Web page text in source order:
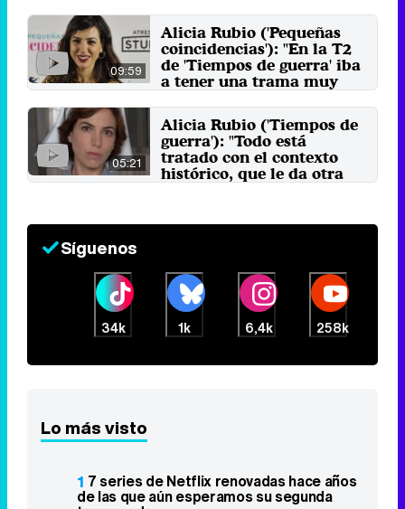
09:59
Alicia Rubio ('Pequeñas
coincidencias'): "En la T2
de 'Tiempos de guerra' iba
a tener una trama muy
6 de enero 2019
05:21
Alicia Rubio ('Tiempos de
guerra'): "Todo está
tratado con el contexto
histórico, que le da otra
Síguenos
34k 1k 6,4k 258k
Lo más visto
1 7 series de Netflix renovadas hace años
de las que aún esperamos su segunda